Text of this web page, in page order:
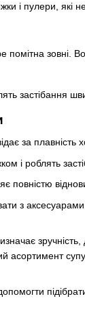
і пулери, які
помітна
застібання
за плавність
і роблять
повністю
з
зручність,
асортимент